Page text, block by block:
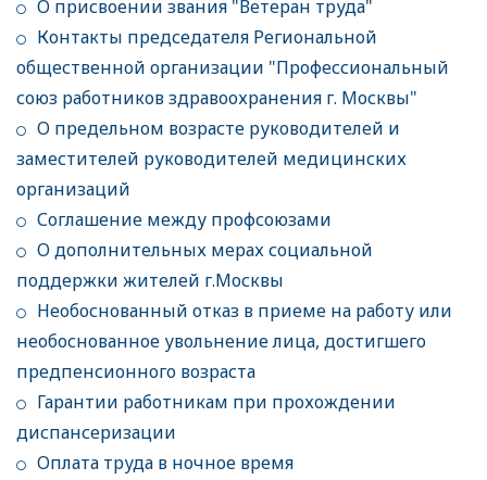
О присвоении звания "Ветеран труда"
Контакты председателя Региональной
общественной организации "Профессиональный
союз работников здравоохранения г. Москвы"
О предельном возрасте руководителей и
заместителей руководителей медицинских
организаций
Соглашение между профсоюзами
О дополнительных мерах социальной
поддержки жителей г.Москвы
Необоснованный отказ в приеме на работу или
необоснованное увольнение лица, достигшего
предпенсионного возраста
Гарантии работникам при прохождении
диспансеризации
Оплата труда в ночное время